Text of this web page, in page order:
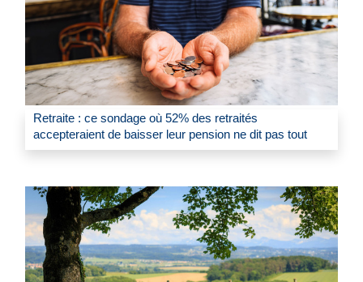
Retraite : ce sondage où 52% des retraités
accepteraient de baisser leur pension ne dit pas tout